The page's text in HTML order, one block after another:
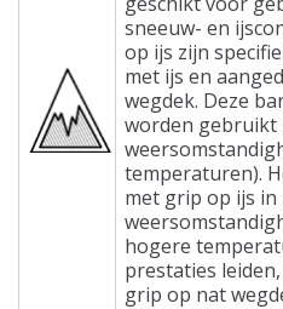
sneeuw- en
op ijs zijn
met ijs en
wegdek. Deze
worden gebruikt
temperaturen).
met grip op ijs
hogere
prestaties
grip op nat